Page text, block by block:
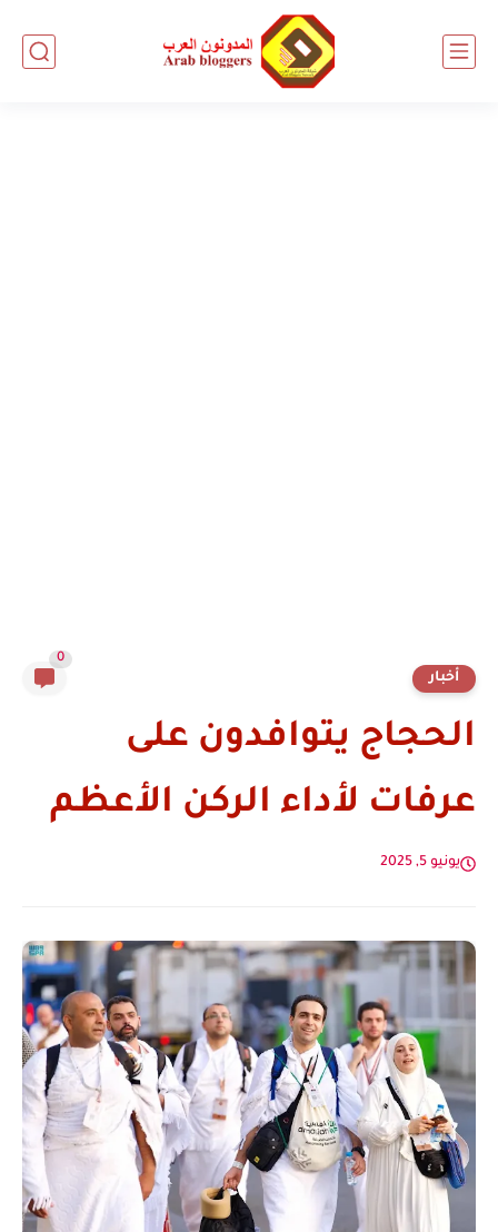
أخبار
0
الحجاج يتوافدون على
عرفات لأداء الركن الأعظم
يونيو 5, 2025